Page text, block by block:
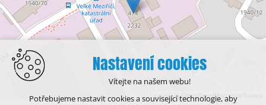
Leaflet | © OpenStreetMap contributors
Nastavení cookies
Vítejte na našem webu!
Potřebujeme nastavit cookies a související technologie, aby